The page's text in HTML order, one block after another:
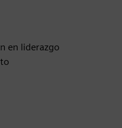
en liderazgo